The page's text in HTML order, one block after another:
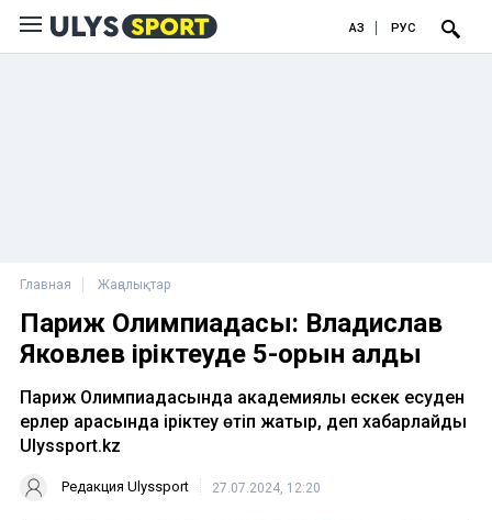
ҚАЗ РУС
Главная Жаңалықтар
Париж Олимпиадасы: Владислав
Яковлев іріктеуде 5-орын алды
Париж Олимпиадасында академиялық ескек есуден
ерлер арасында іріктеу өтіп жатыр, деп хабарлайды
Ulyssport.kz
Редакция Ulyssport 27.07.2024, 12:20